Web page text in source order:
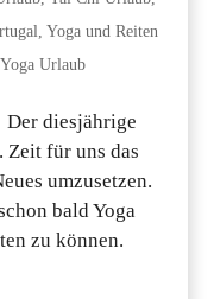
,Yoga und Reiten
Yoga Urlaub
Der diesjährige
Zeit für uns das
umzusetzen.
bald Yoga
zu können.